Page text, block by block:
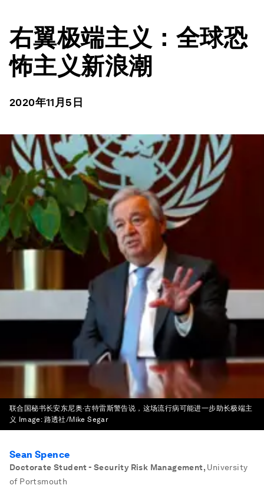
右翼极端主义：全球恐
怖主义新浪潮
2020年11月5日
联合国秘书长安东尼奥·古特雷斯警告说，这场流行病可能进一步助长极端主
义
Image: 路透社/Mike Segar
Sean Spence
Doctorate Student - Security Risk Management, University
of Portsmouth